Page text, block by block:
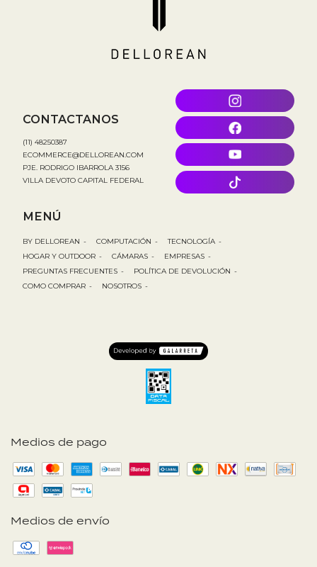
Medios de pago
Medios de envío
CONTACTANOS
(11) 48250387
ECOMMERCE@DELLOREAN.COM
PJE. RODRIGO IBARROLA 3156
VILLA DEVOTO CAPITAL FEDERAL
MENÚ
BY DELLOREAN - COMPUTACIÓN - TECNOLOGÍA -
HOGAR Y OUTDOOR - CÁMARAS - EMPRESAS -
PREGUNTAS FRECUENTES - POLÍTICA DE DEVOLUCIÓN -
COMO COMPRAR - NOSOTROS -